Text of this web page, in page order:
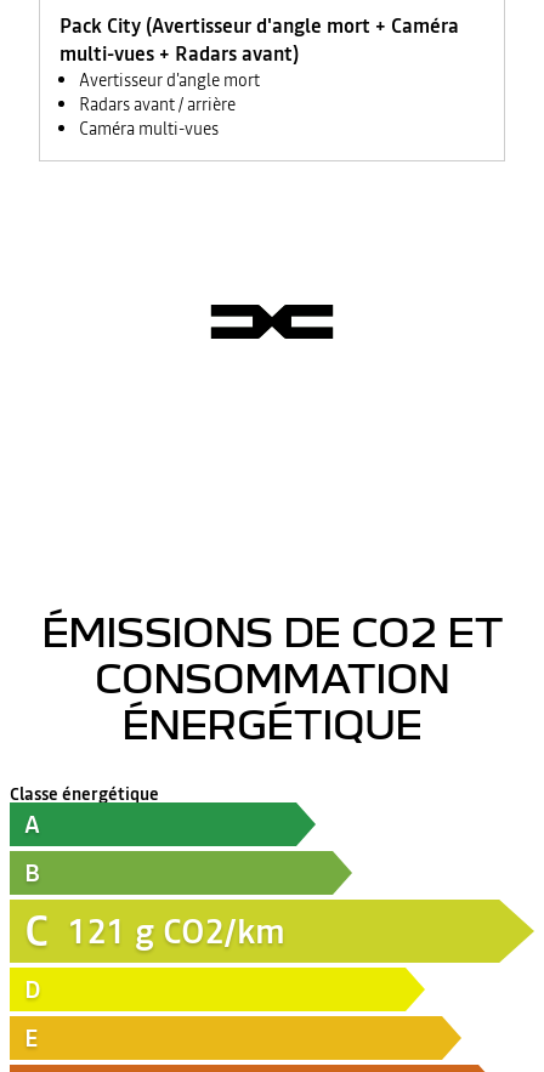
Pack City (Avertisseur d'angle mort + Caméra
multi-vues + Radars avant)
Avertisseur d'angle mort
Radars avant / arrière
Caméra multi-vues
ÉMISSIONS DE CO2 ET
CONSOMMATION
ÉNERGÉTIQUE
Classe énergétique
A
B
C 121 g CO2/km
D
E